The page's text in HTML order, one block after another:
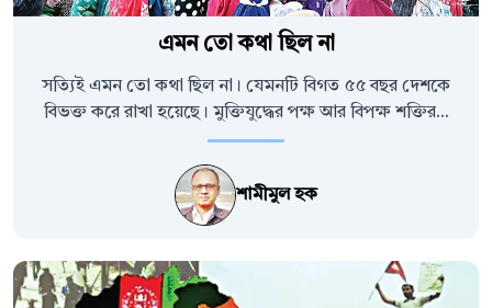
এমন তো কথা ছিল না
সত্যিই এমন তো কথা ছিল না। যেমনটি বিগত ৫৫ বছর দেশকে
বিভক্ত করে রাখা হয়েছে। মুক্তিযুদ্ধের পক্ষ আর বিপক্ষ শক্তির...
শামীমুল হক